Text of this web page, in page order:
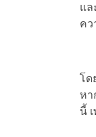
แล
คว
โด
หา
นี้